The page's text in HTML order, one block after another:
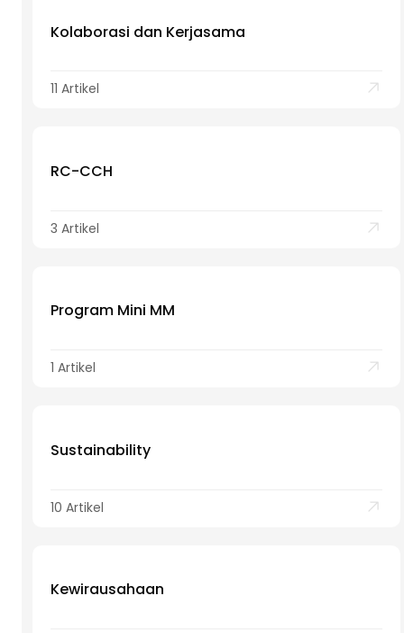
Kolaborasi dan Kerjasama
11 Artikel
RC-CCH
3 Artikel
Program Mini MM
1 Artikel
Sustainability
10 Artikel
Kewirausahaan